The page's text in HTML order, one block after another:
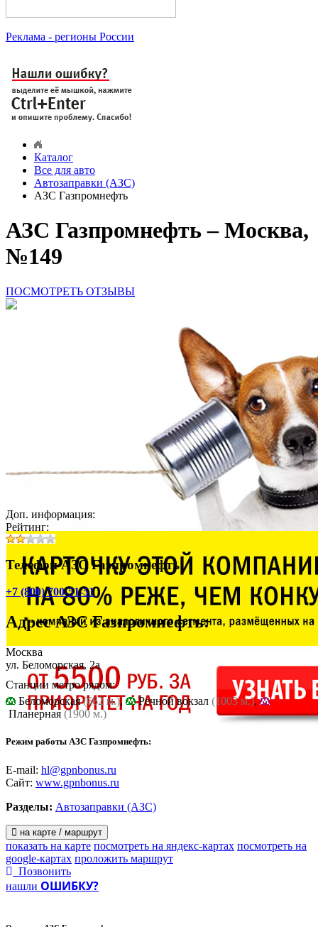
Реклама - регионы России
Каталог
Все для авто
Автозаправки (АЗС)
АЗС Газпромнефть
АЗС Газпромнефть – Москва,
№149
ПОСМОТРЕТЬ ОТЗЫВЫ
Доп. информация:
Рейтинг:
Телефон АЗС Газпромнефть:
+7 (800) 700-51-51
АдресАЗС Газпромнефть:
Москва
ул. Беломорская, 2а
Станции метро рядом:
Беломорская(662 м.), Речной вокзал (1003 м.),
Планерная (1900 м.)
Режим работы АЗС Газпромнефть:
E-mail: hl@gpnbonus.ru
Сайт: www.gpnbonus.ru
Разделы: Автозаправки (АЗС)
на карте / маршрут
показать на карте посмотреть на яндекс-картах посмотреть на
google-картах проложить маршрут
Позвонить
нашли ОШИБКУ?